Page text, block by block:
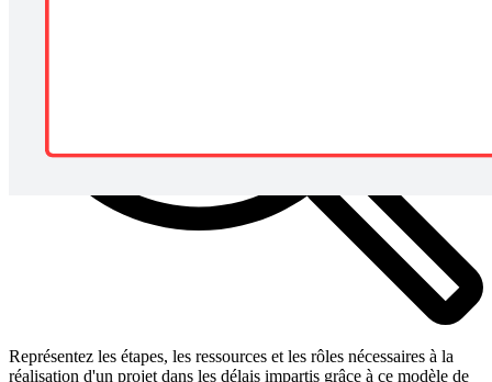
Représentez les étapes, les ressources et les rôles nécessaires à la
réalisation d'un projet dans les délais impartis grâce à ce modèle de